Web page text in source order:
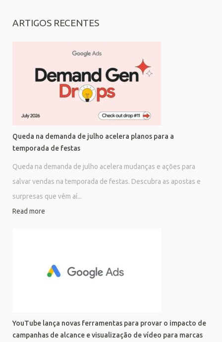
ARTIGOS RECENTES
Queda na demanda de julho acelera planos para a
temporada de festas
Queda na demanda de julho acelera mudanças e ações para
salvar vendas na temporada de festas. Descubra as apostas e
surpresas que vêm aí...
Read more
YouTube lança novas ferramentas para provar o impacto de
campanhas de alcance e visualização de vídeo para marcas